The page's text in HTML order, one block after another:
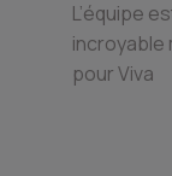
L’équipe
incroyable
pour Viva